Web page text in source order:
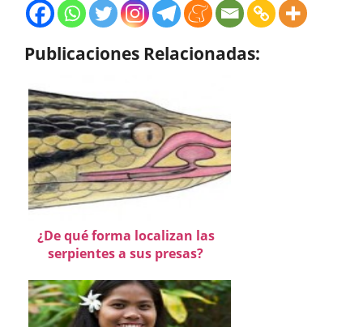
Publicaciones Relacionadas:
¿De qué forma localizan las
serpientes a sus presas?